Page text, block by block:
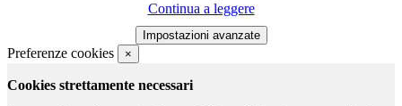
Continua a leggere
Preferenze cookies ×
Cookies strettamente necessari